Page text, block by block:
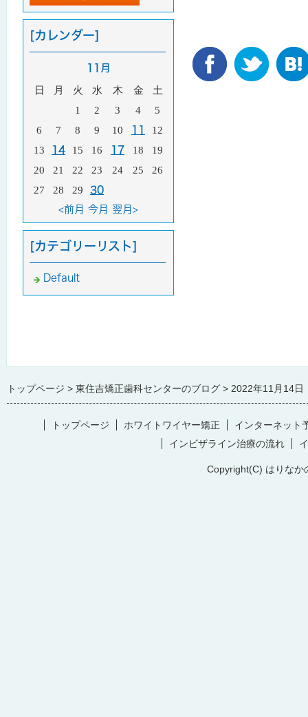
[カレンダー]
11月
日 月 火 水 木 金
土
1
2 3 4
5
6
7 8 9 10 11
12
13
14 15 16 17 18
19
20
21 22 23 24 25
26
27
28 29
30
<前月 今月 翌月>
[カテゴリーリスト]
Default
トップページ 東住吉矯正歯科センターのブログ 2022年11月14日
トップページ ホワイトワイヤー矯正
インターネット
インビザライン治療の流れ
Copyright(C) はりなか